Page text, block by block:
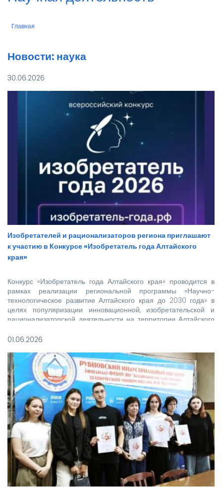
Строка
Главная
Новости: наука
30.06.2026
Изобретателей и рационализаторов региона приглашают
к участию в Конкурсе «Изобретатель года Алтайского
края»
Конкурс «Изобретатель года Алтайского края» проводится в
рамках реализации региональной программы «Научно-
технологическое развитие Алтайского края до 2030 года» в
целях популяризации инновационной, изобретательской и
рационализаторской деятельности на территории Алтайского
Региональный конкурс проводится среди участников
конкурса «Изобретатель года», указавших в заявке для участия
во Всероссийском конкурсе в качестве региона проживания
Алтайский край.
01.06.2026